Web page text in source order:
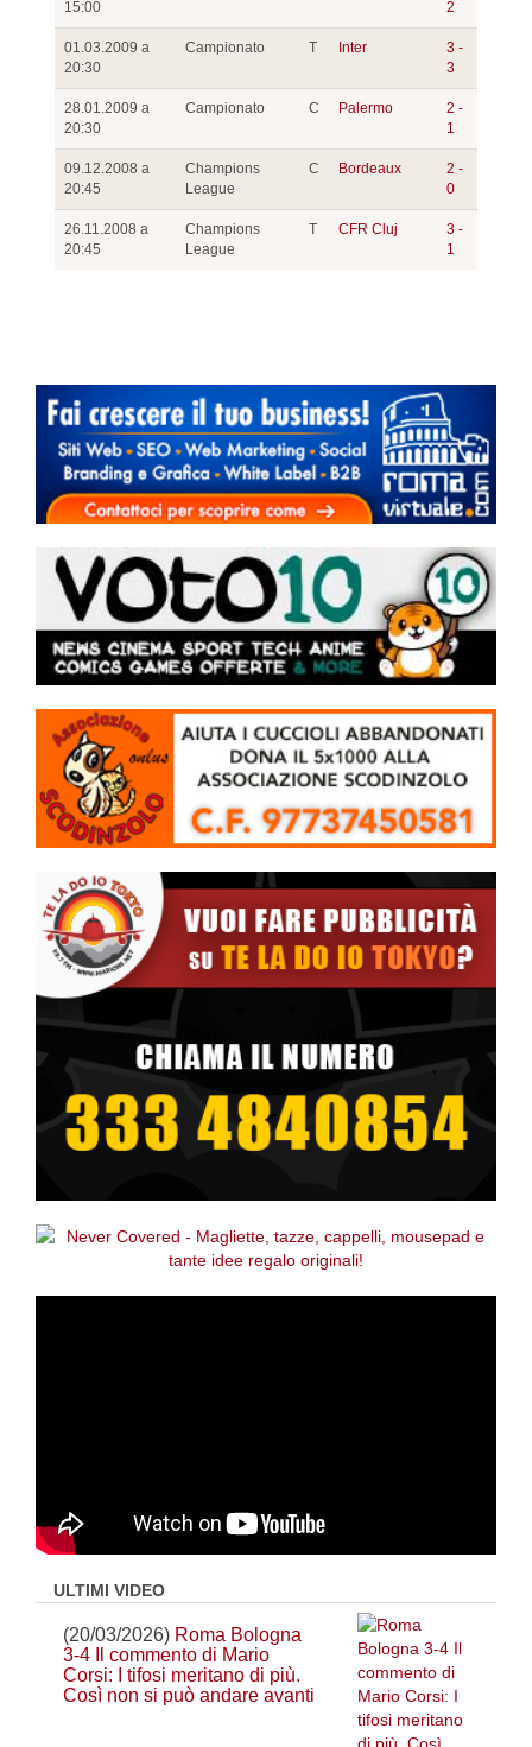
15:00 2
01.03.2009 a
20:30
Campionato T Inter
3 -
3
28.01.2009 a
20:30
Campionato C Palermo
2 -
1
09.12.2008 a
20:45
Champions
League
C Bordeaux
2 -
0
26.11.2008 a
20:45
Champions
League
T CFR Cluj
3 -
1
ULTIMI VIDEO
(20/03/2026) Roma Bologna
3-4 Il commento di Mario
Corsi: I tifosi meritano di più.
Così non si può andare avanti